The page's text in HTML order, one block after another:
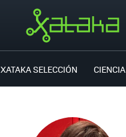
XATAKA SELECCIÓN CIENCIA